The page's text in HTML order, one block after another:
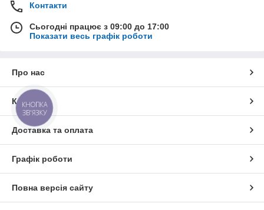
Постачання та виготовлення обладнання будь-якої
складності за індивідуальними замовленнями
Пакувальні матеріали
Контакти
Сьогодні працює з 09:00 до 17:00
Показати весь графік роботи
Про нас
Контакти
Доставка та оплата
Графік роботи
Повна версія сайту
КНОПКА
ЗВ'ЯЗКУ